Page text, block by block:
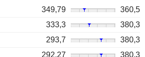
349,79
360,5
333,3
380,3
293,7
380,3
292,27
380,3